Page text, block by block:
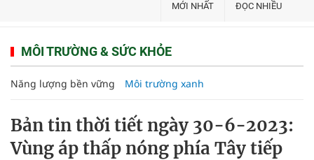
MỚI NHẤT ĐỌC NHIỀU
MÔI TRƯỜNG & SỨC KHỎE
Năng lượng bền vững Môi trường xanh
Bản tin thời tiết ngày 30-6-2023:
Vùng áp thấp nóng phía Tây tiếp